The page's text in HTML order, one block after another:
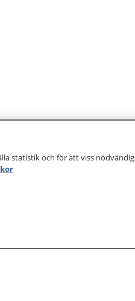
statistik och för att viss nödvändig